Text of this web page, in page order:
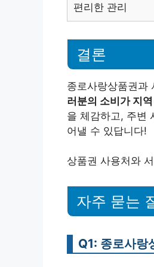
편리한 관리
결론
종로사랑상품권과
러분의 소비가 지
을 체감하고, 주변
어낼 수 있답니다!
상품권 사용처와
자주 묻는
Q1: 종로사랑